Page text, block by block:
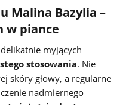
Malina Bazylia –
w piance
myjących
stosowania. Nie
skóry głowy, a regularne
nadmiernego